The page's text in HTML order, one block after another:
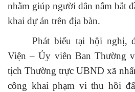
nhằm giúp người dân nắm bắt
khai dự án trên địa bàn.
Phát biểu tại hội nghị,
Viện – Ủy viên Ban Thường
tịch Thường trực UBND xã
công khai phạm vi thu hồi